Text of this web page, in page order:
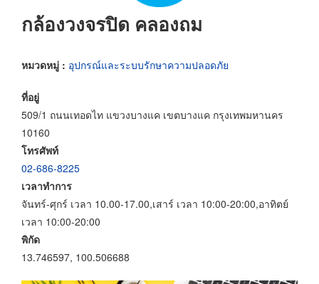
กล้องวงจรปิด คลองถม
หมวดหมู่ : อุปกรณ์และระบบรักษาความปลอดภัย
ที่อยู่
509/1 ถนนเทอดไท แขวงบางแค เขตบางแค กรุงเทพมหานคร
10160
โทรศัพท์
02-686-8225
เวลาทำการ
จันทร์-ศุกร์ เวลา 10.00-17.00,เสาร์ เวลา 10:00-20:00,อาทิตย์
เวลา 10:00-20:00
พิกัด
13.746597, 100.506688